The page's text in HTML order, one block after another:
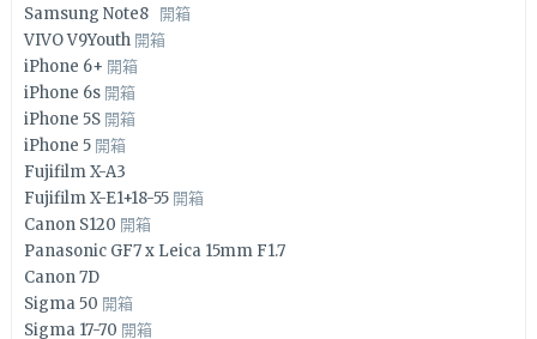
Samsung Note8 開箱
VIVO V9Youth 開箱
iPhone 6+ 開箱
iPhone 6s 開箱
iPhone 5S 開箱
iPhone 5 開箱
Fujifilm X-A3
Fujifilm X-E1+18-55 開箱
Canon S120 開箱
Panasonic GF7 x Leica 15mm F1.7
Canon 7D
Sigma 50 開箱
Sigma 17-70 開箱